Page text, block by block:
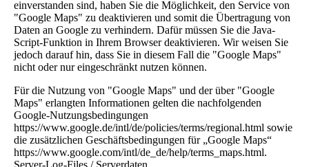
einverstanden sind, haben Sie die Möglichkeit, den Service von
"Google Maps" zu deaktivieren und somit die Übertragung von
Daten an Google zu verhindern. Dafür müssen Sie die Java-
Script-Funktion in Ihrem Browser deaktivieren. Wir weisen Sie
jedoch darauf hin, dass Sie in diesem Fall die "Google Maps"
nicht oder nur eingeschränkt nutzen können.
Für die Nutzung von "Google Maps" und der über "Google
Maps" erlangten Informationen gelten die nachfolgenden
Google-Nutzungsbedingungen
https://www.google.de/intl/de/policies/terms/regional.html sowie
die zusätzlichen Geschäftsbedingungen für „Google Maps“
https://www.google.com/intl/de_de/help/terms_maps.html.
Server-Log-Files / Serverdaten